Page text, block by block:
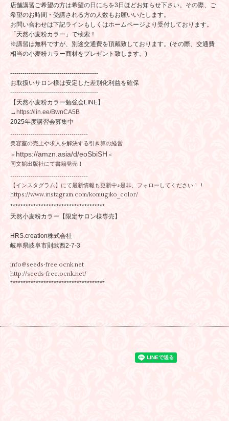
店舗講習ご希望の方は希望の日にちを3日ほどお知らせ下さい。その際、ご
希望のお時間・受講される方の人数もお願いいたします。
お問い合わせは下記ラインもしくはホームページより受付しております。
「天然小麦粉カラー」で検索！
※講習は無料ですが、別途交通費を頂戴致しております。(その際、交通費
相当の小麦粉カラー商材をプレゼント致します。)
-------------------------------------------
お取扱いサロン様は安定した差別化利益を確保
-------------------------------------------
【天然小麦粉カラー勉強会LINE】
→ https://lin.ee/BwnCA5B
2025年度講習会募集中
--------------------------------------
美容室の売上や求人を解決する引き算の経営
＞ https://amzn.asia/d/eoSbiSH ＜
同文館出版社にて書籍発売！
--------------------------------------
【インスタグラム】にて最新情報も更新中♪是非、フォローしてください！！
https://www.instagram.com/komugiko_color/
*************************************
天然小麦粉カラー【限定サロン様専売】
HRS.creation株式会社
岐阜県岐阜市則武西2-7-3
info@seeds-free.ocnk.net
http://seeds-free.ocnk.net/
*************************************